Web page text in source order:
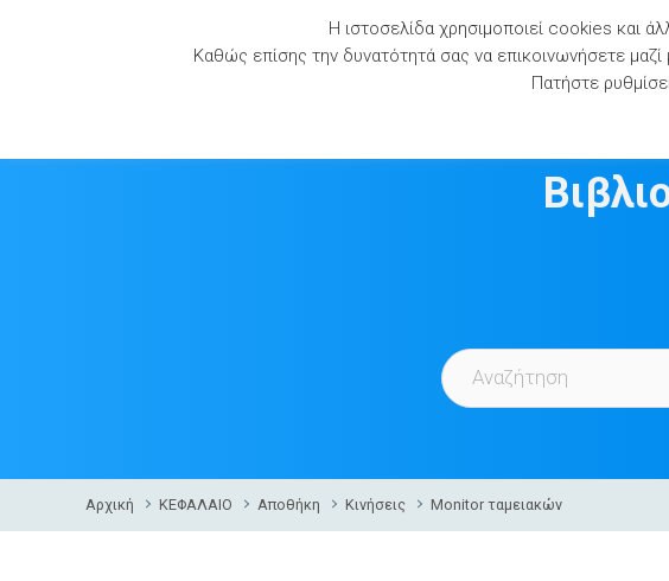
Αρχική ΚΕΦΑΛΑΙΟ Αποθήκη Κινήσεις Monitor ταμειακών
Η ιστοσελίδα χρησιμοποιεί cookies και
Καθώς επίσης την δυνατότητά σας να επικοινωνήσετε μαζί
Πατήστε